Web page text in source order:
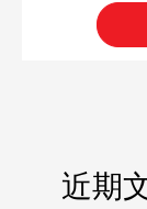
近期